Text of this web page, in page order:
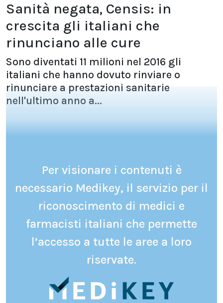
Sanità negata, Censis: in
crescita gli italiani che
rinunciano alle cure
Sono diventati 11 milioni nel 2016 gli
italiani che hanno dovuto rinviare o
rinunciare a prestazioni sanitarie
nell'ultimo anno a...
Per visionare i contenuti è
necessario Medikey, il servizio per il
riconoscimento di medici e
farmacisti italiani che permette
l’accesso a tutte le aree a loro
riservate.